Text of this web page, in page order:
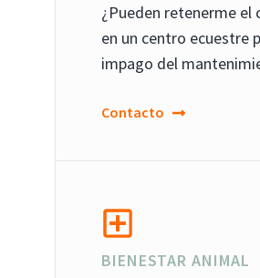
¿Pueden retenerme el
en un centro ecuestre
impago del
Contacto
BIENESTAR ANIMAL